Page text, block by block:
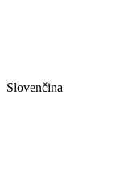
Slovenčina